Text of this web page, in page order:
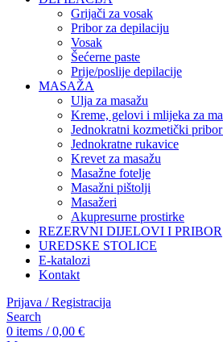
Grijači za vosak
Pribor za depilaciju
Vosak
Šećerne paste
Prije/poslije depilacije
MASAŽA
Ulja za masažu
Kreme, gelovi i mlijeka za
Jednokratni kozmetički pribor
Jednokratne rukavice
Krevet za masažu
Masažne fotelje
Masažni pištolji
Masažeri
Akupresurne prostirke
REZERVNI DIJELOVI I PRIBOR
UREDSKE STOLICE
E-katalozi
Kontakt
Prijava / Registracija
Search
0 items / 0,00 €